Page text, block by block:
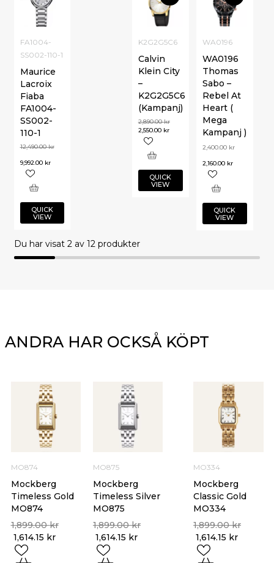
WA0196
WA0196
Thomas
Sabo –
Rebel At
Heart (
Mega
Kampanj )
2,400.00 kr
2,160.00 kr
QUICK
VIEW
FA1004-
SS002-110-1
Maurice
Lacroix
Fiaba
FA1004-
SS002-
110-1
12,490.00kr
9,992.00 kr
QUICK
VIEW
K2G2G5C6
Calvin
Klein City
–
K2G2G5C6
(Kampanj)
2,890.00kr
2,550.00 kr
QUICK
VIEW
Du har visat 2av 12 produkter
ANDRA HAR OCKSÅ KÖPT
MO874
Mockberg
Timeless Gold
MO874
1,899.00kr
1,614.15 kr
MO334
Mockberg
Classic Gold
MO334
1,899.00kr
1,614.15 kr
MO875
Mockberg
Timeless Silver
MO875
1,899.00kr
1,614.15 kr